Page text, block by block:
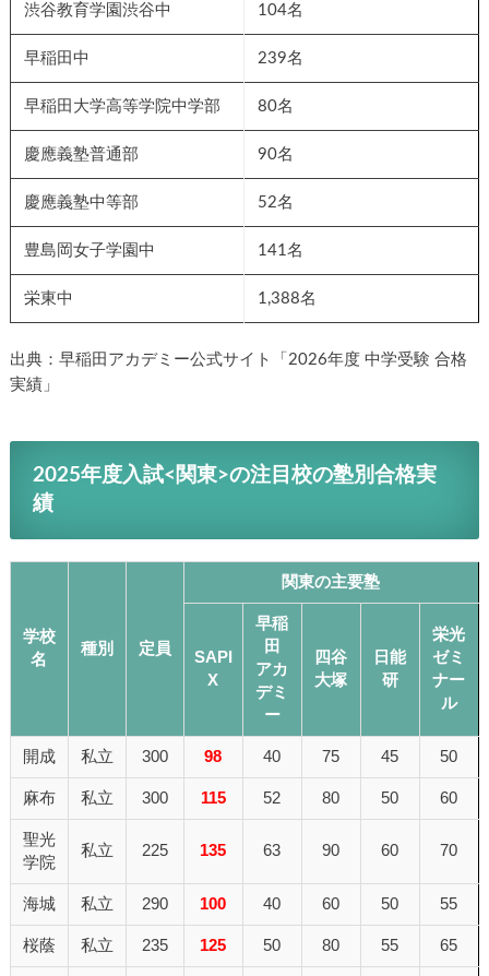
渋谷教育学園渋谷中 104名
早稲田中 239名
早稲田大学高等学院中学部 80名
慶應義塾普通部 90名
慶應義塾中等部 52名
豊島岡女子学園中 141名
栄東中 1,388名
出典：早稲田アカデミー公式サイト「2026年度 中学受験 合格
実績」
2025年度入試<関東>の注目校の塾別合格実
績
学校
名
種別 定員
関東の主要塾
SAPI
X
早稲
田
アカ
デミ
ー
四谷
大塚
日能
研
栄光
ゼミ
ナー
ル
開成 私立 300 98 40 75 45 50
麻布 私立 300 115 52 80 50 60
聖光
学院
私立 225 135 63 90 60 70
海城 私立 290 100 40 60 50 55
桜蔭 私立 235 125 50 80 55 65